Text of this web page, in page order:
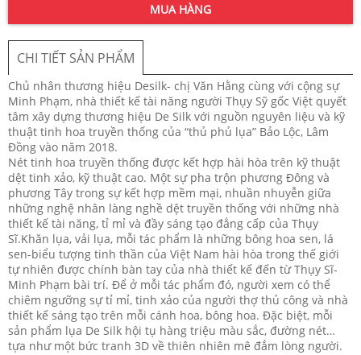
MUA HÀNG
CHI TIẾT SẢN PHẨM
Chủ nhân thương hiệu Desilk- chị Văn Hằng cùng với cộng sự
Minh Phạm, nhà thiết kế tài năng người Thụy Sỹ gốc Việt quyết
tâm xây dựng thương hiệu De Silk với nguồn nguyên liệu và kỹ
thuật tinh hoa truyền thống của “thủ phủ lụa” Bảo Lộc, Lâm
Đồng vào năm 2018.
Nét tinh hoa truyền thống được kết hợp hài hòa trên kỹ thuật
dệt tinh xảo, kỹ thuật cao. Một sự pha trộn phương Đông và
phương Tây trong sự kết hợp mềm mại, nhuần nhuyễn giữa
những nghệ nhân làng nghề dệt truyền thống với những nhà
thiết kế tài năng, tỉ mỉ và đầy sáng tạo đẳng cấp của Thụy
Sĩ.Khăn lụa, vải lụa, mỗi tác phẩm là những bông hoa sen, lá
sen-biểu tượng tinh thần của Việt Nam hài hòa trong thế giới
tự nhiên được chính bàn tay của nhà thiết kế đến từ Thụy Sĩ-
Minh Phạm bài trí. Để ở mỗi tác phẩm đó, người xem có thể
chiêm ngưỡng sự tỉ mỉ, tinh xảo của người thợ thủ công và nhà
thiết kế sáng tạo trên mỗi cánh hoa, bông hoa. Đặc biệt, mỗi
sản phẩm lụa De Silk hội tụ hàng triệu màu sắc, đường nét…
tựa như một bức tranh 3D về thiên nhiên mê đắm lòng người.